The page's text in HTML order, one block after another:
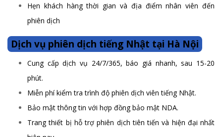
Hẹn khách hàng thời gian và địa điểm nhân viên đến
phiên dịch
Dịch vụ phiên dịch tiếng Nhật tại Hà Nội
Cung cấp dịch vụ 24/7/365, báo giá nhanh, sau 15-20
phút.
Miễn phí kiểm tra trình độ phiên dịch viên tiếng Nhật.
Bảo mật thông tin với hợp đồng bảo mật NDA.
Trang thiết bị hỗ trợ phiên dịch tiên tiến và hiện đại nhất